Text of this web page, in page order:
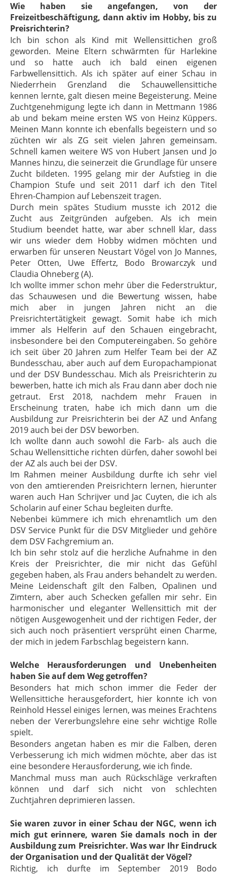
Wie haben sie angefangen, von der
Freizeitbeschäftigung, dann aktiv im Hobby, bis zu
Preisrichterin?
Ich bin schon als Kind mit Wellensittichen groß
geworden. Meine Eltern schwärmten für Harlekine
und so hatte auch ich bald einen eigenen
Farbwellensittich. Als ich später auf einer Schau in
Niederrhein Grenzland die Schauwellensittiche
kennen lernte, galt diesen meine Begeisterung. Meine
Zuchtgenehmigung legte ich dann in Mettmann 1986
ab und bekam meine ersten WS von Heinz Küppers.
Meinen Mann konnte ich ebenfalls begeistern und so
züchten wir als ZG seit vielen Jahren gemeinsam.
Schnell kamen weitere WS von Hubert Jansen und Jo
Mannes hinzu, die seinerzeit die Grundlage für unsere
Zucht bildeten. 1995 gelang mir der Aufstieg in die
Champion Stufe und seit 2011 darf ich den Titel
Ehren-Champion auf Lebenszeit tragen.
Durch mein spätes Studium musste ich 2012 die
Zucht aus Zeitgründen aufgeben. Als ich mein
Studium beendet hatte, war aber schnell klar, dass
wir uns wieder dem Hobby widmen möchten und
erwarben für unseren Neustart Vögel von Jo Mannes,
Peter Otten, Uwe Effertz, Bodo Browarczyk und
Claudia Ohneberg (A).
Ich wollte immer schon mehr über die Federstruktur,
das Schauwesen und die Bewertung wissen, habe
mich aber in jungen Jahren nicht an die
Preisrichtertätigkeit gewagt. Somit habe ich mich
immer als Helferin auf den Schauen eingebracht,
insbesondere bei den Computereingaben. So gehöre
ich seit über 20 Jahren zum Helfer Team bei der AZ
Bundesschau, aber auch auf dem Europachampionat
und der DSV Bundesschau. Mich als Preisrichterin zu
bewerben, hatte ich mich als Frau dann aber doch nie
getraut. Erst 2018, nachdem mehr Frauen in
Erscheinung traten, habe ich mich dann um die
Ausbildung zur Preisrichterin bei der AZ und Anfang
2019 auch bei der DSV beworben.
Ich wollte dann auch sowohl die Farb- als auch die
Schau Wellensittiche richten dürfen, daher sowohl bei
der AZ als auch bei der DSV.
Im Rahmen meiner Ausbildung durfte ich sehr viel
von den amtierenden Preisrichtern lernen, hierunter
waren auch Han Schrijver und Jac Cuyten, die ich als
Scholarin auf einer Schau begleiten durfte.
Nebenbei kümmere ich mich ehrenamtlich um den
DSV Service Punkt für die DSV Mitglieder und gehöre
dem DSV Fachgremium an.
Ich bin sehr stolz auf die herzliche Aufnahme in den
Kreis der Preisrichter, die mir nicht das Gefühl
gegeben haben, als Frau anders behandelt zu werden.
Meine Leidenschaft gilt den Falben, Opalinen und
Zimtern, aber auch Schecken gefallen mir sehr. Ein
harmonischer und eleganter Wellensittich mit der
nötigen Ausgewogenheit und der richtigen Feder, der
sich auch noch präsentiert versprüht einen Charme,
der mich in jedem Farbschlag begeistern kann.
Welche Herausforderungen und Unebenheiten
haben Sie auf dem Weg getroffen?
Besonders hat mich schon immer die Feder der
Wellensittiche herausgefordert, hier konnte ich von
Reinhold Hessel einiges lernen, was meines Erachtens
neben der Vererbungslehre eine sehr wichtige Rolle
spielt.
Besonders angetan haben es mir die Falben, deren
Verbesserung ich mich widmen möchte, aber das ist
eine besondere Herausforderung, wie ich finde.
Manchmal muss man auch Rückschläge verkraften
können und darf sich nicht von schlechten
Zuchtjahren deprimieren lassen.
Sie waren zuvor in einer Schau der NGC, wenn ich
mich gut erinnere, waren Sie damals noch in der
Ausbildung zum Preisrichter. Was war Ihr Eindruck
der Organisation und der Qualität der Vögel?
Richtig, ich durfte im September 2019 Bodo